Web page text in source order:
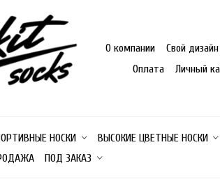
О компании Свой
Оплата
Личный
НОСКИ ВЫСОКИЕ ЦВЕТНЫЕ НОСКИ
ПОД ЗАКАЗ